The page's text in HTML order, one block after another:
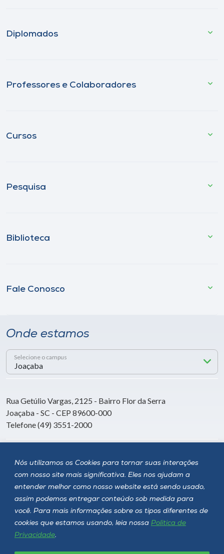
Nós utilizamos os Cookies para tornar suas interações
com nosso site mais significativa. Eles nos ajudam a
entender melhor como nosso website está sendo usado,
assim podemos entregar conteúdo sob medida para
você. Para mais informações sobre os tipos diferentes de
cookies que estamos usando, leia nossa Política de
Privacidade.
Diplomados
Professores e Colaboradores
Cursos
Pesquisa
Biblioteca
Fale Conosco
Onde estamos
Selecione o campus
Rua Getúlio Vargas, 2125 - Bairro Flor da Serra
Joaçaba - SC - CEP 89600-000
Telefone (49) 3551-2000
Siga a Unoesc